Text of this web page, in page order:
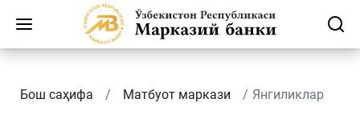
Бош саҳифа Матбуот маркази Янгиликлар